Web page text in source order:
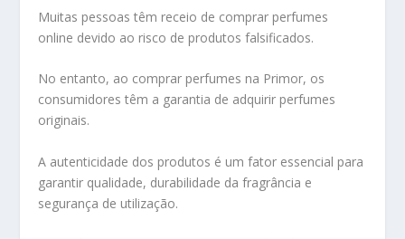
Muitas pessoas têm receio de comprar perfumes
online devido ao risco de produtos falsificados.
No entanto, ao comprar perfumes na Primor, os
consumidores têm a garantia de adquirir perfumes
originais.
A autenticidade dos produtos é um fator essencial para
garantir qualidade, durabilidade da fragrância e
segurança de utilização.